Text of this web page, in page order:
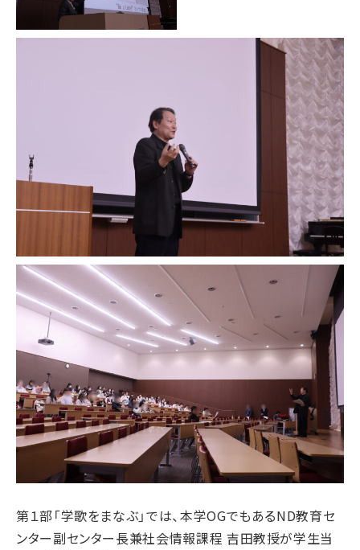
第１部「学歌をまなぶ」では、本学OGでもあるND教育セ
ンター副センター長兼社会情報課程 吉田教授が学生当